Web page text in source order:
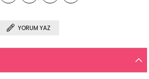
YORUM YAZ